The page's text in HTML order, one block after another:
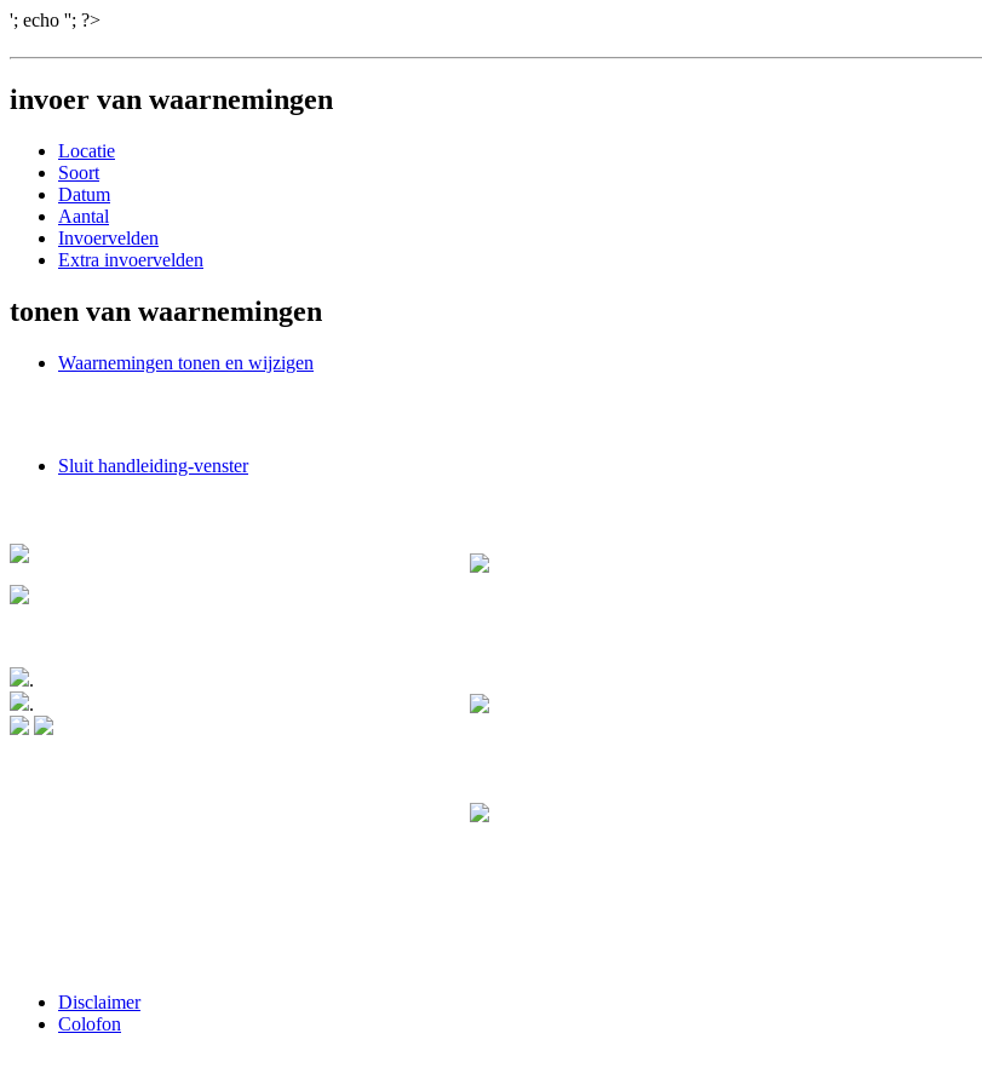
'; echo ''; ?>
invoer van waarnemingen
Locatie
Soort
Datum
Aantal
Invoervelden
Extra invoervelden
tonen van waarnemingen
Waarnemingen tonen en wijzigen
Sluit handleiding-venster
.
.
Disclaimer
Colofon